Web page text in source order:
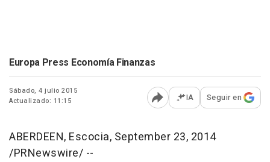
Europa Press Economía Finanzas
Sábado, 4 julio 2015
Actualizado: 11:15
Abrir opciones para
IA Seguir en
ABERDEEN, Escocia, September 23, 2014
/PRNewswire/ --